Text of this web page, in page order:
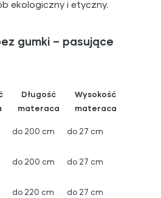
ekologiczny i etyczny.
gumki – pasujące
Długość
materaca
Wysokość
materaca
do 200 cm do 27 cm
do 200 cm do 27 cm
do 220 cm do 27 cm